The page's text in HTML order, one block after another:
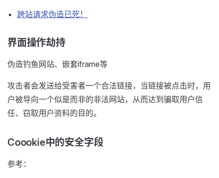
跨站请求伪造已死！
界面操作劫持
伪造钓鱼网站、嵌套iframe等
攻击者会发送给受害者一个合法链接，当链接被点击时，用
户被导向一个似是而非的非法网站，从而达到骗取用户信
任、窃取用户资料的目的。
Coookie中的安全字段
参考：